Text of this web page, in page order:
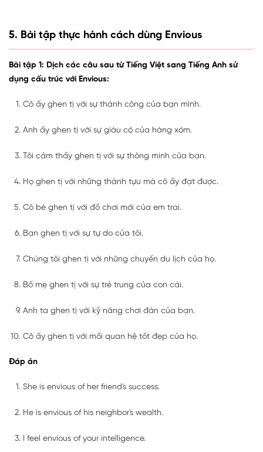
5. Bài tập thực hành cách dùng Envious
Bài tập 1: Dịch các câu sau từ Tiếng Việt sang Tiếng Anh sử
dụng cấu trúc với Envious:
Cô ấy ghen tị với sự thành công của bạn mình.
Anh ấy ghen tị với sự giàu có của hàng xóm.
Tôi cảm thấy ghen tị với sự thông minh của bạn.
Họ ghen tị với những thành tựu mà cô ấy đạt được.
Cô bé ghen tị với đồ chơi mới của em trai.
Bạn ghen tị với sự tự do của tôi.
Chúng tôi ghen tị với những chuyến du lịch của họ.
Bố mẹ ghen tị với sự trẻ trung của con cái.
Anh ta ghen tị với kỹ năng chơi đàn của bạn.
Cô ấy ghen tị với mối quan hệ tốt đẹp của họ.
Đáp án
She is envious of her friend's success.
He is envious of his neighbor's wealth.
I feel envious of your intelligence.